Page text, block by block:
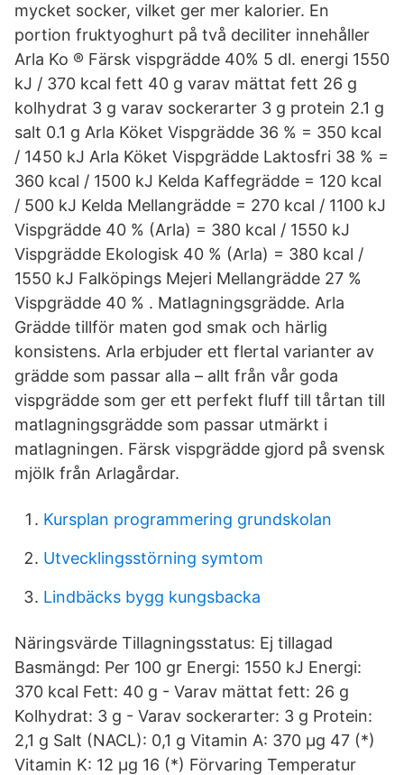
mycket socker, vilket ger mer kalorier. En
portion fruktyoghurt på två deciliter innehåller
Arla Ko ® Färsk vispgrädde 40% 5 dl. energi 1550
kJ / 370 kcal fett 40 g varav mättat fett 26 g
kolhydrat 3 g varav sockerarter 3 g protein 2.1 g
salt 0.1 g Arla Köket Vispgrädde 36 % = 350 kcal
/ 1450 kJ Arla Köket Vispgrädde Laktosfri 38 % =
360 kcal / 1500 kJ Kelda Kaffegrädde = 120 kcal
/ 500 kJ Kelda Mellangrädde = 270 kcal / 1100 kJ
Vispgrädde 40 % (Arla) = 380 kcal / 1550 kJ
Vispgrädde Ekologisk 40 % (Arla) = 380 kcal /
1550 kJ Falköpings Mejeri Mellangrädde 27 %
Vispgrädde 40 % . Matlagningsgrädde. Arla
Grädde tillför maten god smak och härlig
konsistens. Arla erbjuder ett flertal varianter av
grädde som passar alla – allt från vår goda
vispgrädde som ger ett perfekt fluff till tårtan till
matlagningsgrädde som passar utmärkt i
matlagningen. Färsk vispgrädde gjord på svensk
mjölk från Arlagårdar.
Kursplan programmering grundskolan
Utvecklingsstörning symtom
Lindbäcks bygg kungsbacka
Näringsvärde Tillagningsstatus: Ej tillagad
Basmängd: Per 100 gr Energi: 1550 kJ Energi:
370 kcal Fett: 40 g - Varav mättat fett: 26 g
Kolhydrat: 3 g - Varav sockerarter: 3 g Protein:
2,1 g Salt (NACL): 0,1 g Vitamin A: 370 µg 47 (*)
Vitamin K: 12 µg 16 (*) Förvaring Temperatur